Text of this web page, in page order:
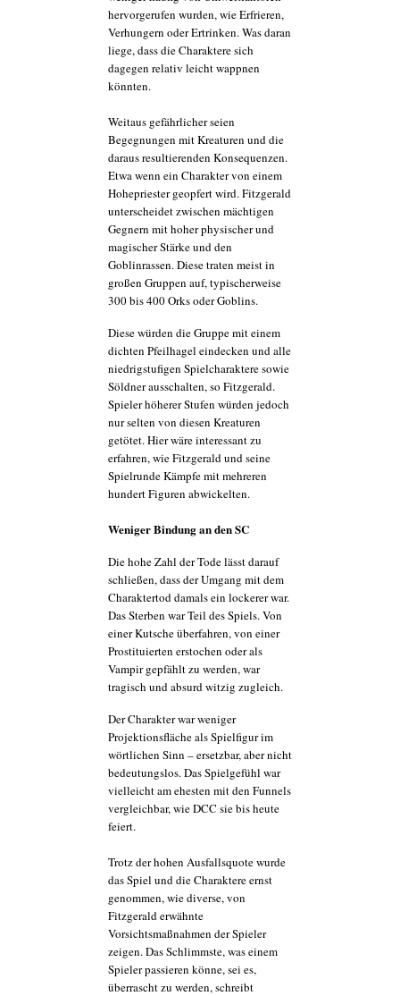
hervorgerufen wurden, wie Erfrieren,
Verhungern oder Ertrinken. Was daran
liege, dass die Charaktere sich
dagegen relativ leicht wappnen
könnten.
Weitaus gefährlicher seien
Begegnungen mit Kreaturen und die
daraus resultierenden Konsequenzen.
Etwa wenn ein Charakter von einem
Hohepriester geopfert wird. Fitzgerald
unterscheidet zwischen mächtigen
Gegnern mit hoher physischer und
magischer Stärke und den
Goblinrassen. Diese traten meist in
großen Gruppen auf, typischerweise
300 bis 400 Orks oder Goblins.
Diese würden die Gruppe mit einem
dichten Pfeilhagel eindecken und alle
niedrigstufigen Spielcharaktere sowie
Söldner ausschalten, so Fitzgerald.
Spieler höherer Stufen würden jedoch
nur selten von diesen Kreaturen
getötet. Hier wäre interessant zu
erfahren, wie Fitzgerald und seine
Spielrunde Kämpfe mit mehreren
hundert Figuren abwickelten.
Weniger Bindung an den SC
Die hohe Zahl der Tode lässt darauf
schließen, dass der Umgang mit dem
Charaktertod damals ein lockerer war.
Das Sterben war Teil des Spiels. Von
einer Kutsche überfahren, von einer
Prostituierten erstochen oder als
Vampir gepfählt zu werden, war
tragisch und absurd witzig zugleich.
Der Charakter war weniger
Projektionsfläche als Spielfigur im
wörtlichen Sinn – ersetzbar, aber nicht
bedeutungslos. Das Spielgefühl war
vielleicht am ehesten mit den Funnels
vergleichbar, wie DCC sie bis heute
feiert.
Trotz der hohen Ausfallsquote wurde
das Spiel und die Charaktere ernst
genommen, wie diverse, von
Fitzgerald erwähnte
Vorsichtsmaßnahmen der Spieler
zeigen. Das Schlimmste, was einem
Spieler passieren könne, sei es,
überrascht zu werden, schreibt